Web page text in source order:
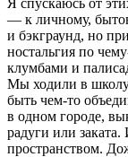
— к личному,
и бэкграунд, но
ностальгия по
клумбами и
Мы ходили в
быть чем-то
в одном городе,
радуги или
пространством.